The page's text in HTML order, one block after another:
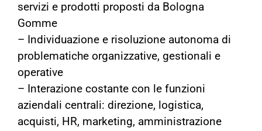
servizi e prodotti proposti da Bologna
Gomme
– Individuazione e risoluzione autonoma di
problematiche organizzative, gestionali e
operative
– Interazione costante con le funzioni
aziendali centrali: direzione, logistica,
acquisti, HR, marketing, amministrazione